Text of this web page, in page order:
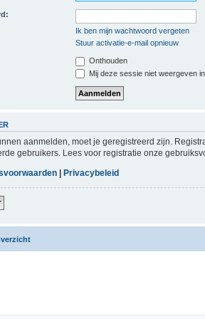
Ik ben mijn wachtwoord vergeten
Stuur activatie-e-mail opnieuw
Onthouden
Mij deze sessie niet weergeven
aanmelden, moet je geregistreerd zijn.
gebruikers. Lees voor registratie onze
| Privacybeleid